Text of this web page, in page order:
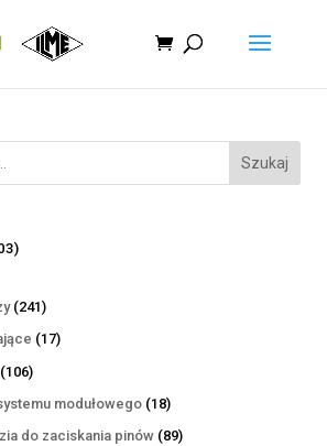
Szukaj
803
241241
produktów
1717
106106
produktów
modułowego 1818
produktów
do zaciskania pinów 8989